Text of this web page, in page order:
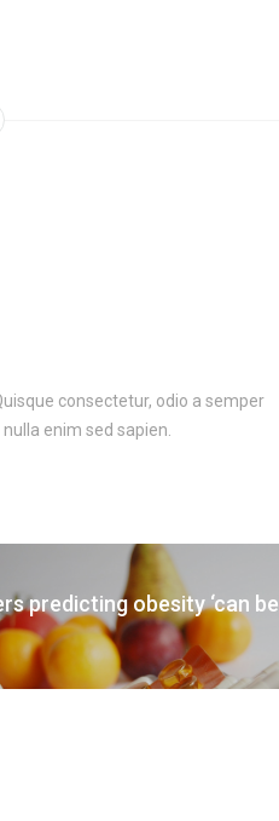
consectetur, odio a semper
enim sed sapien.
predicting obesity ‘can